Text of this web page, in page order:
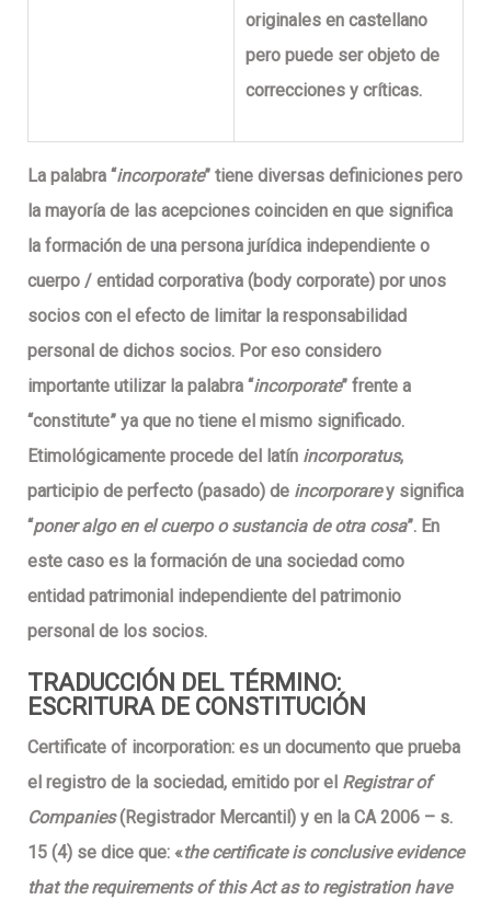
originales en castellano
pero puede ser objeto de
correcciones y críticas.
La palabra “incorporate” tiene diversas definiciones pero
la mayoría de las acepciones coinciden en que significa
la formación de una persona jurídica independiente o
cuerpo / entidad corporativa (body corporate) por unos
socios con el efecto de limitar la responsabilidad
personal de dichos socios. Por eso considero
importante utilizar la palabra “incorporate” frente a
“constitute” ya que no tiene el mismo significado.
Etimológicamente procede del latín incorporatus,
participio de perfecto (pasado) de incorporarey significa
“poner algo en el cuerpo o sustancia de otra cosa”. En
este caso es la formación de una sociedad como
entidad patrimonial independiente del patrimonio
personal de los socios.
TRADUCCIÓN DEL TÉRMINO:
ESCRITURA DE CONSTITUCIÓN
Certificate of incorporation: es un documento que prueba
el registro de la sociedad, emitido por el Registrar of
Companies(Registrador Mercantil) y en la CA 2006 – s.
15 (4) se dice que: «the certificate is conclusive evidence
that the requirements of this Act as to registration have